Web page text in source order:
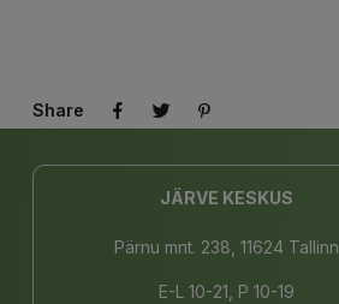
Share
JÄRVE KESKUS
Pärnu mnt. 238, 11624 Tallinn
E-L 10-21, P 10-19